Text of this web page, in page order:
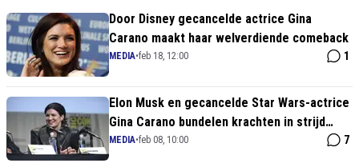
Door Disney gecancelde actrice Gina
Carano maakt haar welverdiende comeback
MEDIA•feb 18, 12:00 1
Elon Musk en gecancelde Star Wars-actrice
Gina Carano bundelen krachten in strijd
tegen Disney
MEDIA•feb 08, 10:00 7